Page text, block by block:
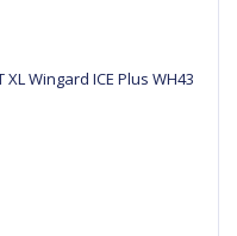
Wingard ICE Plus WH43